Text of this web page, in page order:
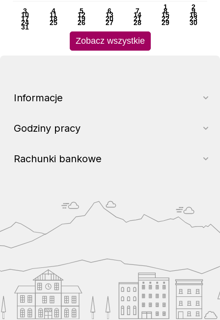
1 2
3 4 5 6 7 8 9
10 11 12 13 14 15 16
17 18 19 20 21 22 23
24 25 26 27 28 29 30
31
Zobacz wszystkie
Informacje
Godziny pracy
Rachunki bankowe